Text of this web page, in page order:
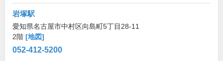
岩塚駅
愛知県名古屋市中村区向島町5丁目28-11
2階 [地図]
052-412-5200